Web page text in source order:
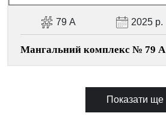
79 А 2025 р.
Мангальний комплекс № 79 А
Показати ще